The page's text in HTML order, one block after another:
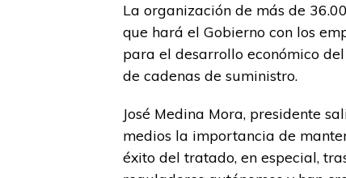
La organización de más de
que hará el Gobierno con los
para el desarrollo económico
de cadenas de suministro.
José Medina Mora, presidente
medios la importancia de
éxito del tratado, en especial,